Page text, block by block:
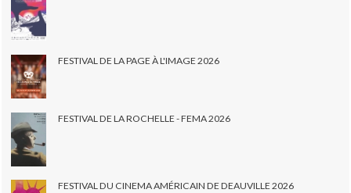
FESTIVAL DE LA PAGE À L'IMAGE 2026
FESTIVAL DE LA ROCHELLE - FEMA 2026
FESTIVAL DU CINEMA AMÉRICAIN DE DEAUVILLE 2026